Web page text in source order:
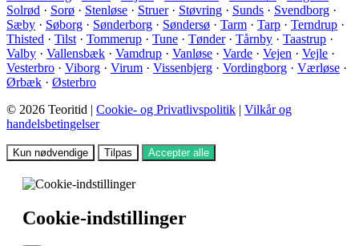
Solrød · Sorø · Stenløse · Struer· Støvring · Sunds · Svendborg ·
Sæby · Søborg · Sønderborg · Søndersø · Tarm · Tarp · Terndrup ·
Thisted · Tilst · Tommerup · Tune · Tønder· Tårnby · Taastrup ·
Valby · Vallensbæk · Vamdrup · Vanløse · Varde · Vejen · Vejle ·
Vesterbro · Viborg · Virum · Vissenbjerg · Vordingborg · Værløse ·
Ørbæk · Østerbro
© 2026 Teoritid | Cookie- og Privatlivspolitik | Vilkår og
handelsbetingelser
Kun nødvendige Tilpas Accepter alle
Cookie-indstillinger